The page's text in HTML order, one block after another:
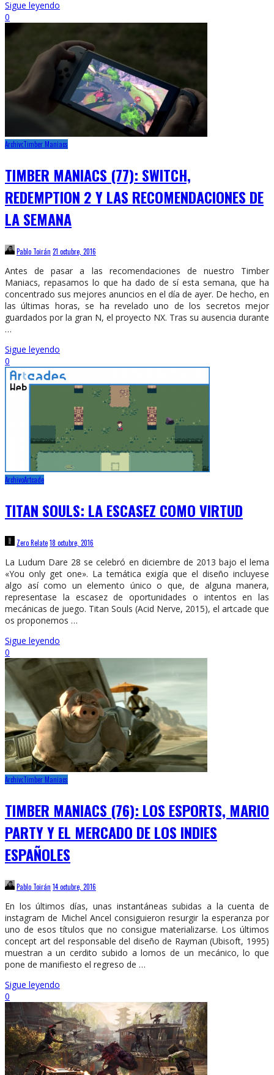
Sigue leyendo
0
ArchivoTimber Maniacs
TIMBER MANIACS (77): SWITCH,
REDEMPTION 2 Y LAS RECOMENDACIONES DE
LA SEMANA
Pablo Toirán 21 octubre, 2016
Antes de pasar a las recomendaciones de nuestro Timber
Maniacs, repasamos lo que ha dado de sí esta semana, que ha
concentrado sus mejores anuncios en el día de ayer. De hecho, en
las últimas horas, se ha revelado uno de los secretos mejor
guardados por la gran N, el proyecto NX. Tras su ausencia durante
…
Sigue leyendo
0
ArchivoArtcade
TITAN SOULS: LA ESCASEZ COMO VIRTUD
Zero Relate18 octubre, 2016
La Ludum Dare 28 se celebró en diciembre de 2013 bajo el lema
«You only get one». La temática exigía que el diseño incluyese
algo así como un elemento único o que, de alguna manera,
representase la escasez de oportunidades o intentos en las
mecánicas de juego. Titan Souls (Acid Nerve, 2015), el artcade que
os proponemos …
Sigue leyendo
0
ArchivoTimber Maniacs
TIMBER MANIACS (76): LOS ESPORTS, MARIO
PARTY Y EL MERCADO DE LOS INDIES
ESPAÑOLES
Pablo Toirán 14 octubre, 2016
En los últimos días, unas instantáneas subidas a la cuenta de
instagram de Michel Ancel consiguieron resurgir la esperanza por
uno de esos títulos que no consigue materializarse. Los últimos
concept art del responsable del diseño de Rayman (Ubisoft, 1995)
muestran a un cerdito subido a lomos de un mecánico, lo que
pone de manifiesto el regreso de …
Sigue leyendo
0